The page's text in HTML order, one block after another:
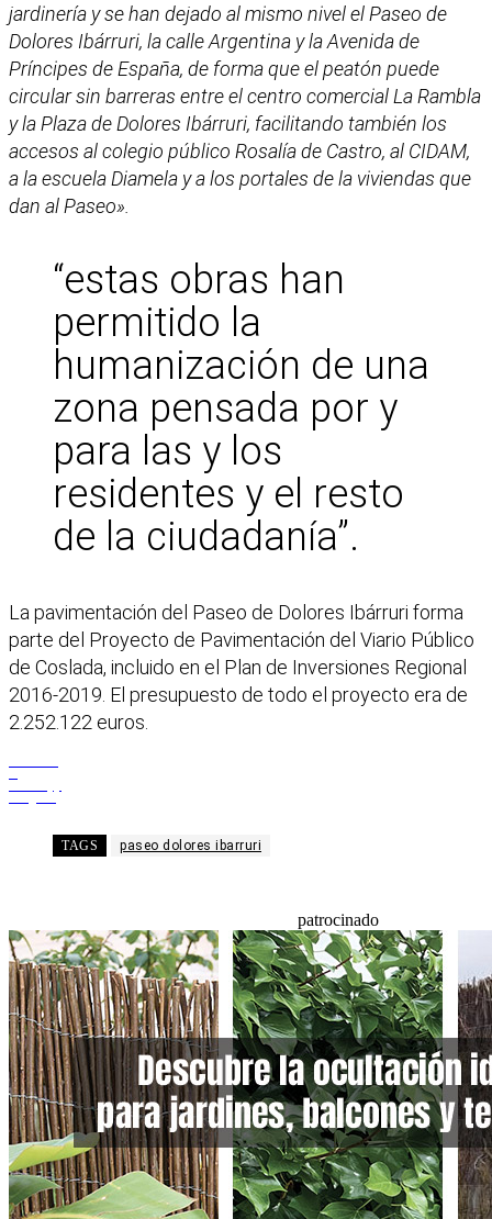
jardinería y se han dejado al mismo nivel el Paseo de
Dolores Ibárruri, la calle Argentina y la Avenida de
Príncipes de España, de forma que el peatón puede
circular sin barreras entre el centro comercial La Rambla
y la Plaza de Dolores Ibárruri, facilitando también los
accesos al colegio público Rosalía de Castro, al CIDAM,
a la escuela Diamela y a los portales de la viviendas que
dan al Paseo».
“estas obras han
permitido la
humanización de una
zona pensada por y
para las y los
residentes y el resto
de la ciudadanía”.
La pavimentación del Paseo de Dolores Ibárruri forma
parte del Proyecto de Pavimentación del Viario Público
de Coslada, incluido en el Plan de Inversiones Regional
2016-2019. El presupuesto de todo el proyecto era de
2.252.122 euros.
TAGS paseo dolores ibarruri
patrocinado